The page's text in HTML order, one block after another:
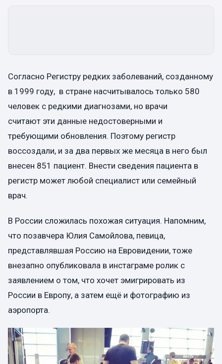
Согласно Регистру редких заболеваний, созданному
в 1999 году, в стране насчитывалось только 580
человек с редкими диагнозами, но врачи
считают эти данные недостоверными и
требующими обновления. Поэтому регистр
воссоздали, и за два первых же месяца в него был
внесен 851 пациент. Внести сведения пациента в
регистр может любой специалист или семейный
врач.
В России сложилась похожая ситуация. Напомним,
что позавчера Юлия Самойлова, певица,
представлявшая Россию на Евровидении, тоже
внезапно опубликовала в инстаграме ролик с
заявлением о том, что хочет эмигрировать из
России в Европу, а затем ещё и фотографию из
аэропорта.